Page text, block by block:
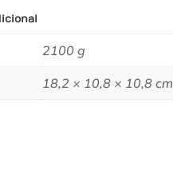
2100 g
18,2 × 10,8 × 10,8 cm